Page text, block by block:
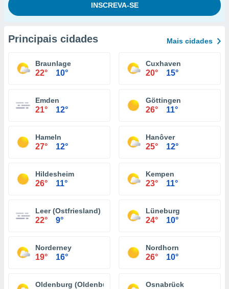
Principais cidades Mais cidades
Braunlage
22° 10°
Cuxhaven
20° 15°
Emden
21° 12°
Göttingen
26° 11°
Hameln
27° 12°
Hanôver
25° 12°
Hildesheim
26° 11°
Kempen
23° 11°
Leer (Ostfriesland)
22° 9°
Lüneburg
24° 10°
Norderney
19° 16°
Nordhorn
26° 10°
Oldenburg (Oldenburg) Osnabrück